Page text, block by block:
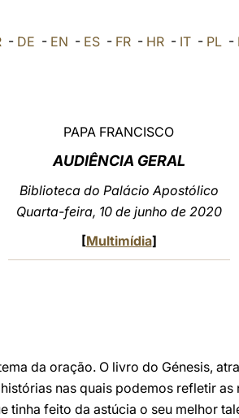
- DE - EN - ES- FR- HR- IT- PL-
PAPA FRANCISCO
AUDIÊNCIA GERAL
Biblioteca do Palácio Apostólico
Quarta-feira, 10 de junho de 2020
[Multimídia]
da oração. O livro do Génesis,
nas quais podemos refletir
tinha feito da astúcia o seu melhor